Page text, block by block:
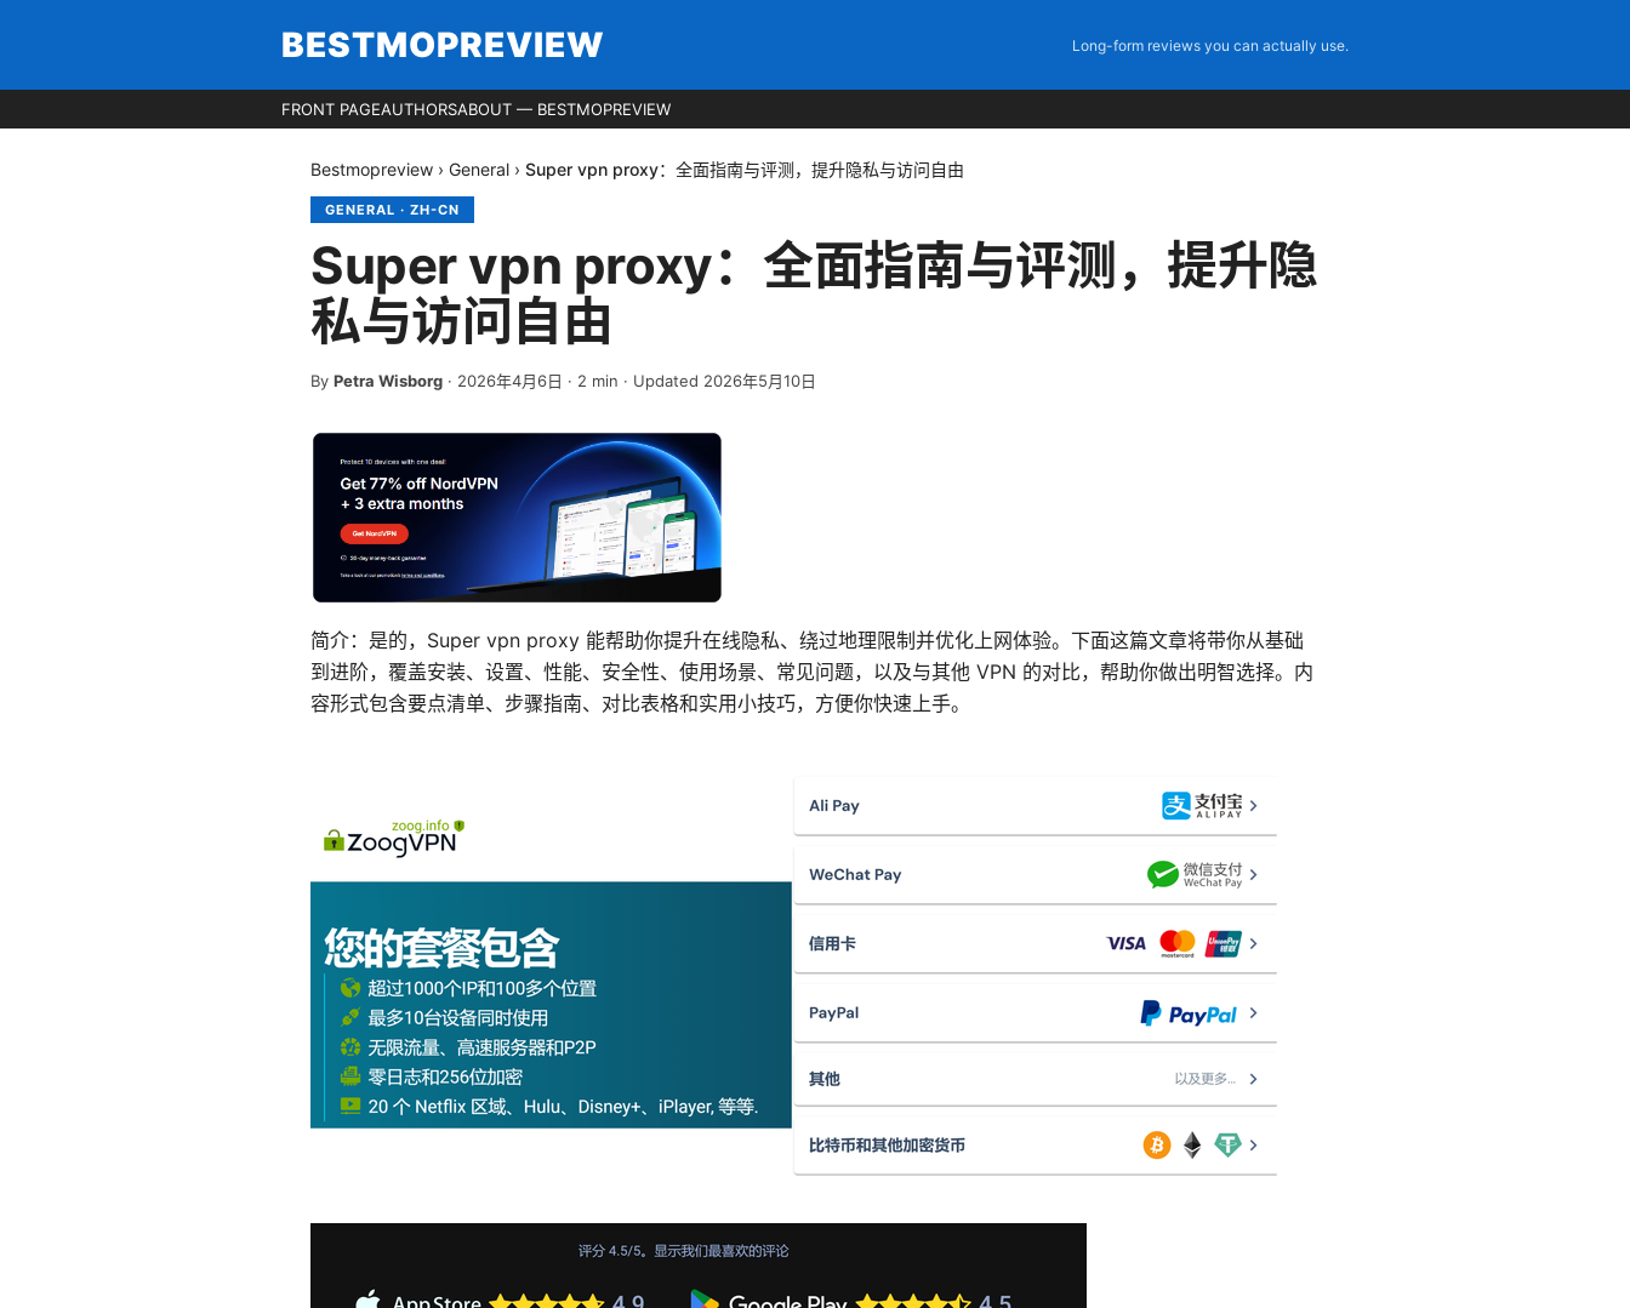
BESTMOPREVIEW Long-form reviews you can actually use.
FRONT PAGEAUTHORSABOUT — BESTMOPREVIEW
Bestmopreview › General › Super vpn proxy：全面指南与评测，提升隐私与访问自由
GENERAL · ZH-CN
Super vpn proxy：全面指南与评测，提升隐
私与访问自由
By Petra Wisborg · 2026年4月6日 · 2 min · Updated 2026年5月10日
简介：是的，Super vpn proxy 能帮助你提升在线隐私、绕过地理限制并优化上网体验。下面这篇文章将带你从基础
到进阶，覆盖安装、设置、性能、安全性、使用场景、常见问题，以及与其他 VPN 的对比，帮助你做出明智选择。内
容形式包含要点清单、步骤指南、对比表格和实用小技巧，方便你快速上手。